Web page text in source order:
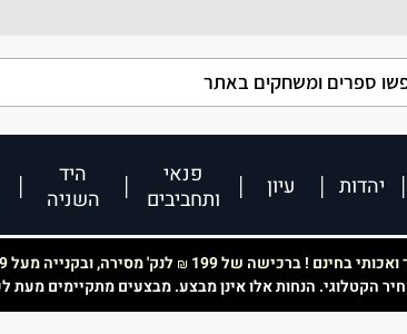
יהדות עיון
פנאי
ותחביבים
היד
השניה
בחינם ! ברכישה של 199 ₪ לנק' מסירה, ובקנייה מעל 249
הקטלוגי. הנחות אלו אינן מבצע. מבצעים מתקיימים